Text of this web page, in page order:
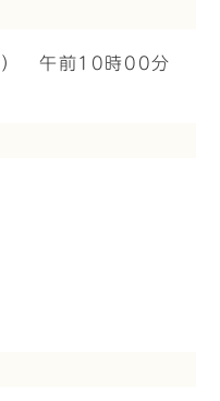
） 午前10時00分